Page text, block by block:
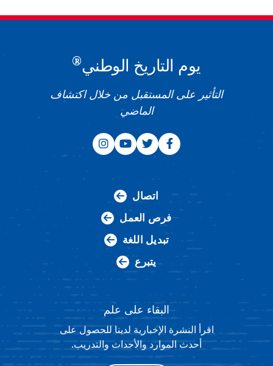
يوم التاريخ الوطني®
التأثير على المستقبل من خلال اكتشاف
الماضي
اتصال
فرص العمل
تبديل اللغة
يتبرع
البقاء على علم
اقرأ النشرة الإخبارية لدينا للحصول على
أحدث الموارد والأحداث والتدريب.